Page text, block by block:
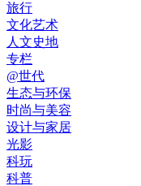
旅行
文化艺术
人文史地
专栏
@世代
生态与环保
时尚与美容
设计与家居
光影
科玩
科普